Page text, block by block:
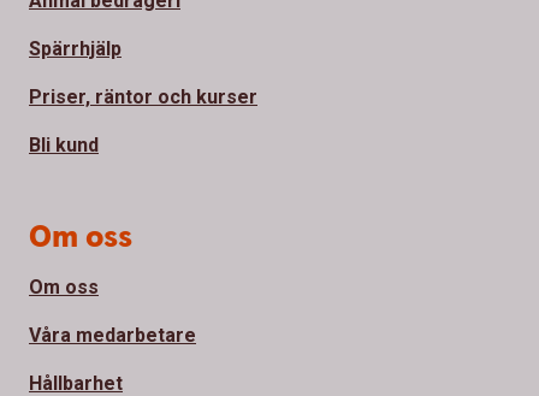
Spärrhjälp
Priser, räntor och kurser
Bli kund
Om oss
Om oss
Våra medarbetare
Hållbarhet